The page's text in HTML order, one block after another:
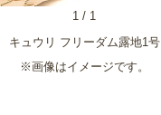
キュウリ フリーダム露地1号
※画像はイメージです。
1 / 1